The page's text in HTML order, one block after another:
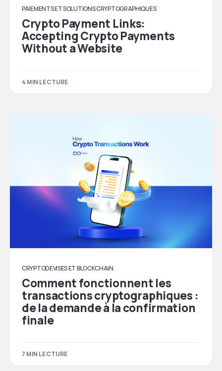
PAIEMENTS ET SOLUTIONS CRYPTOGRAPHIQUES
Crypto Payment Links:
Accepting Crypto Payments
Without a Website
4 MIN LECTURE
CRYPTODEVISES ET BLOCKCHAIN
Comment fonctionnent les
transactions cryptographiques :
de la demande à la confirmation
finale
7 MIN LECTURE